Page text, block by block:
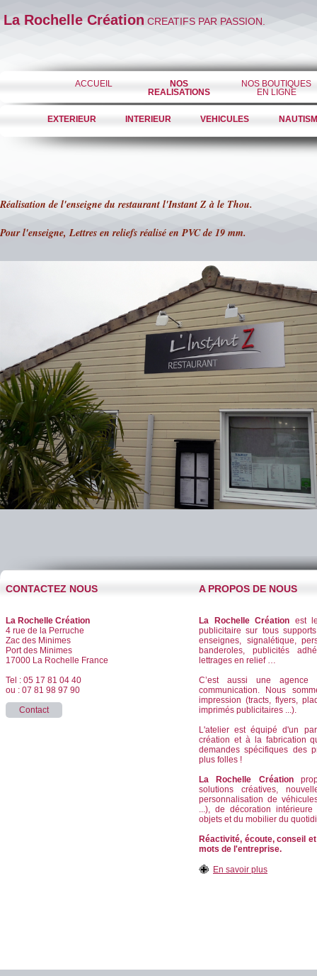
La Rochelle Création CREATIFS PAR PASSION.
ACCUEIL
NOS
REALISATIONS
NOS BOUTIQUES
EN LIGNE
EXTERIEUR INTERIEUR VEHICULES
Réalisation de l'enseigne du restaurant l'Instant Z à le Thou.
Pour l'enseigne, Lettres en reliefs réalisé en PVC de 19 mm.
CONTACTEZ NOUS
La Rochelle Création
4 rue de la Perruche
Zac des Minimes
Port des Minimes
17000 La Rochelle France
Tel : 05 17 81 04 40
ou : 07 81 98 97 90
Contact
A PROPOS DE NOUS
La Rochelle Création est
publicitaire sur tous
enseignes, signalétique,
banderoles, publicités
lettrages en relief …
C’est aussi une
communication. Nous
impression (tracts, flyers,
imprimés publicitaires ...).
L'atelier est équipé d'un
création et à la fabrication
demandes spécifiques des
plus folles !
La Rochelle Création
solutions créatives,
personnalisation de
...), de décoration
objets et du mobilier du
Réactivité, écoute, conseil
mots de l'entreprise.
En savoir plus